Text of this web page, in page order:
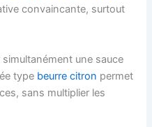
convaincante, surtout
une sauce
type beurre citron permet
sans multiplier les